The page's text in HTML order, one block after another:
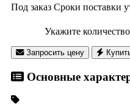
Под заказ Сроки поставки
Укажите
Запросить цену
Основные